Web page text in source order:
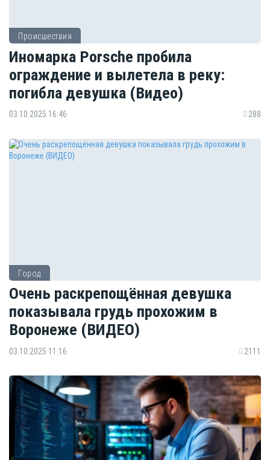
Происшествия
Иномарка Porsche пробила
ограждение и вылетела в реку:
погибла девушка (Видео)
03.10.2025 16:46 288
Город
Очень раскрепощённая девушка
показывала грудь прохожим в
Воронеже (ВИДЕО)
03.10.2025 11:16 2111